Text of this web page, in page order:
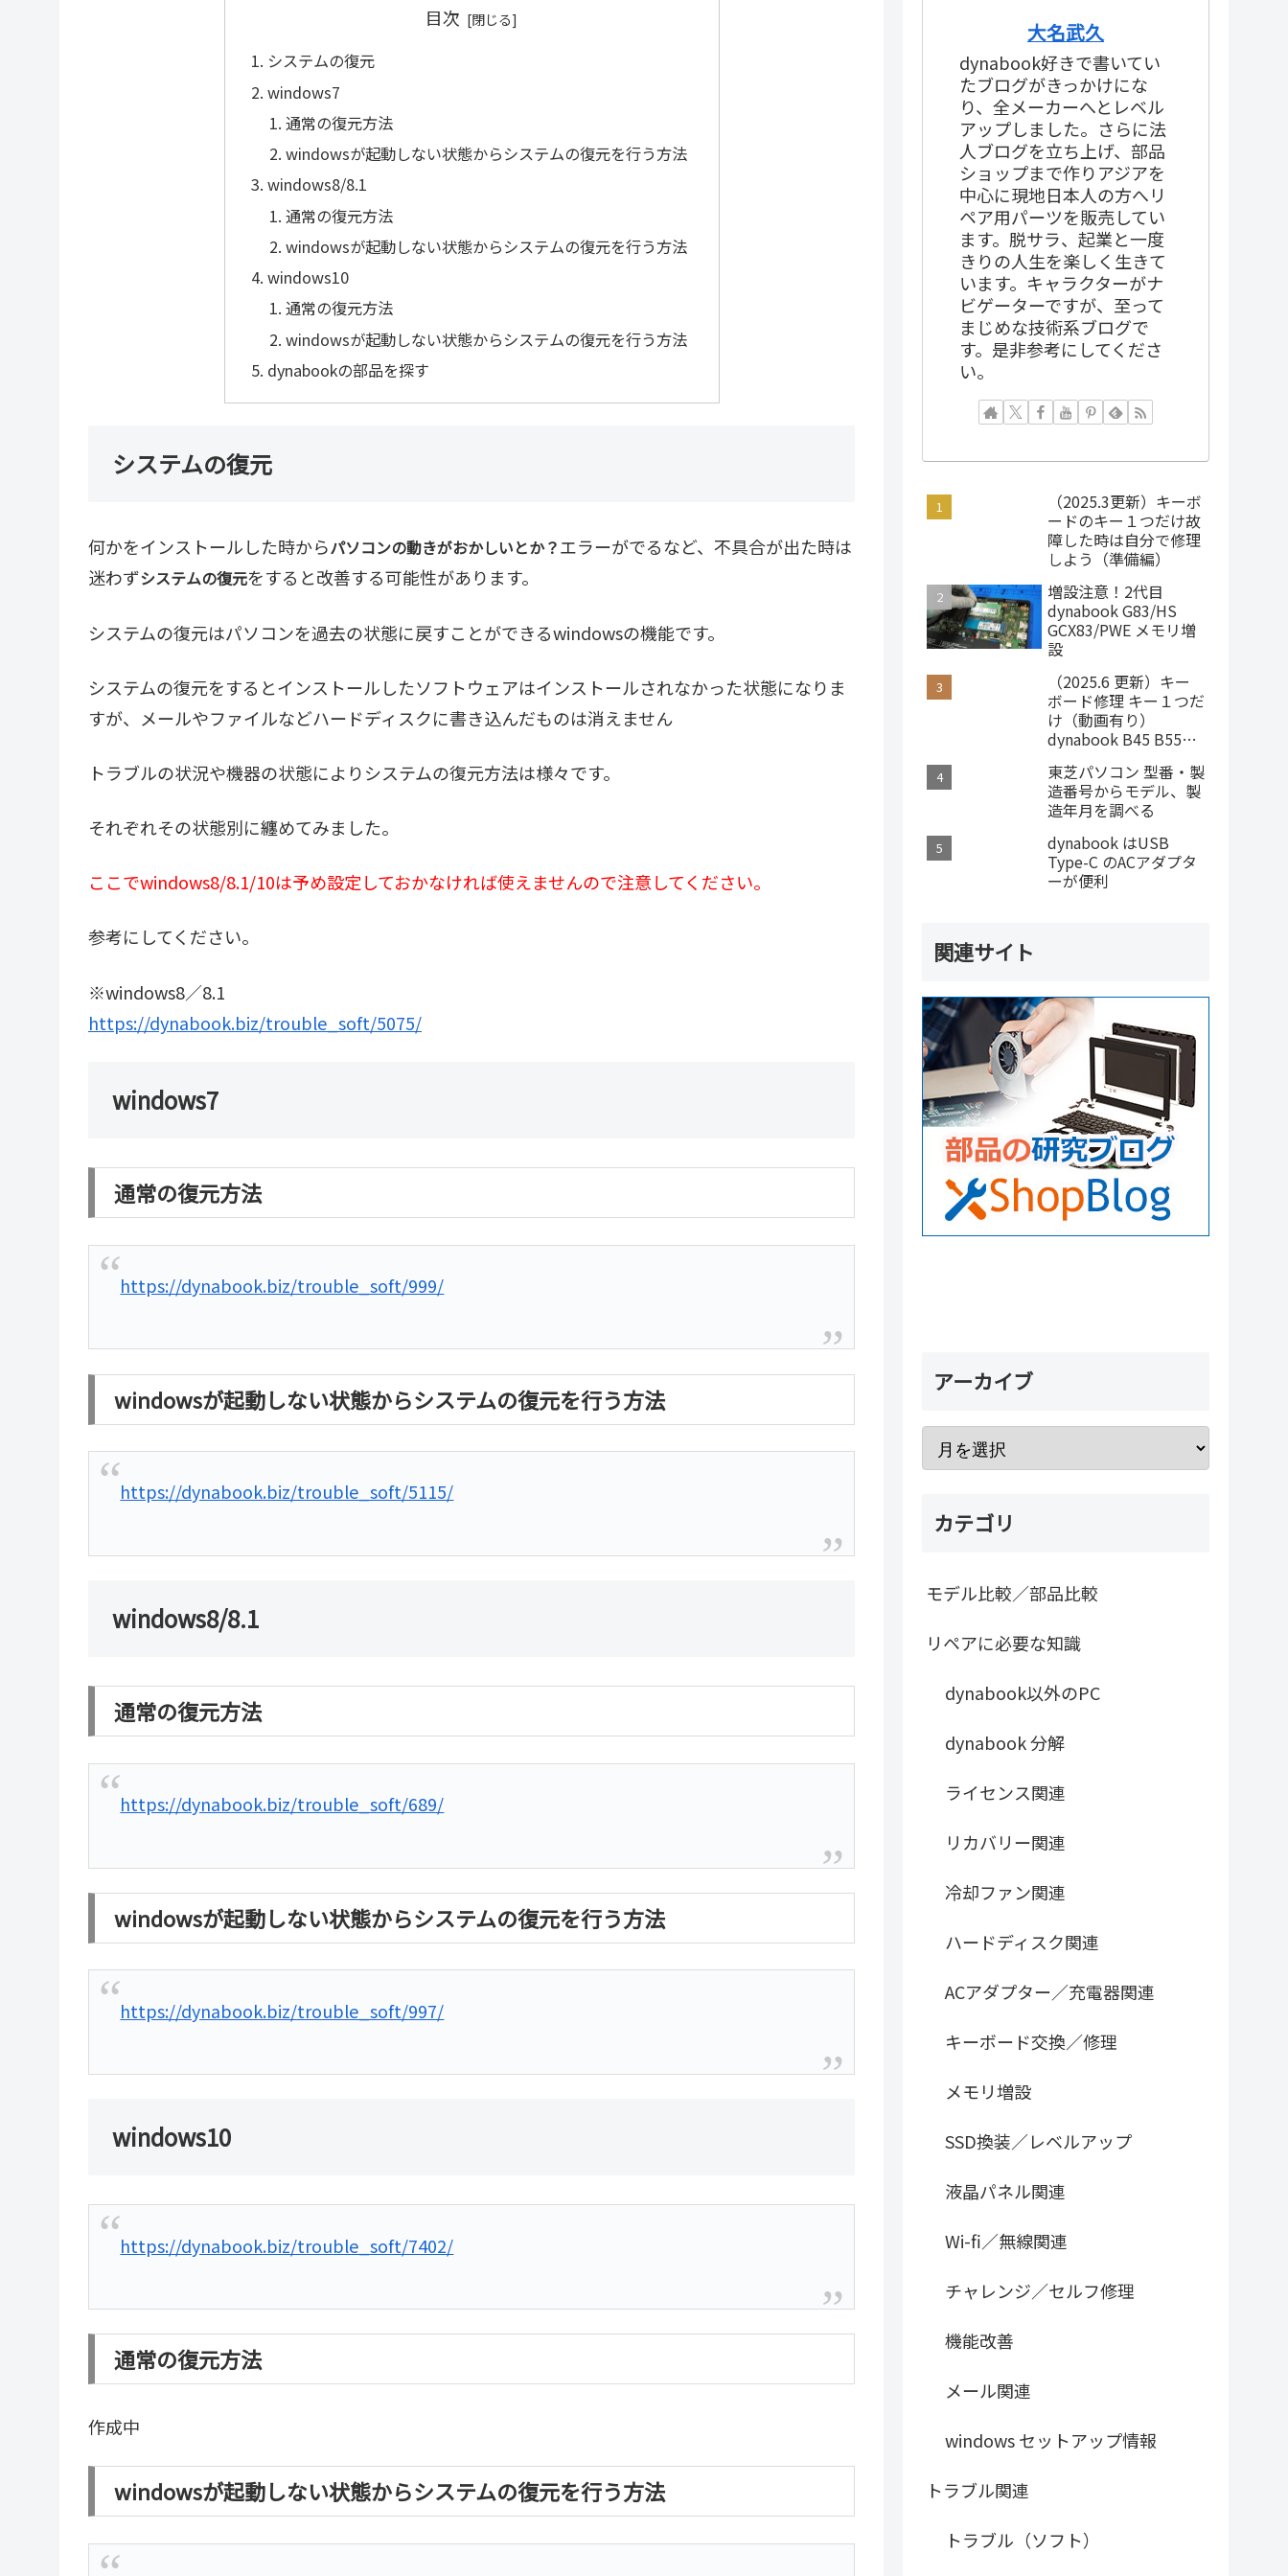
目次
システムの復元
windows7
通常の復元方法
windowsが起動しない状態からシステムの復元を行う方法
windows8/8.1
通常の復元方法
windowsが起動しない状態からシステムの復元を行う方法
windows10
通常の復元方法
windowsが起動しない状態からシステムの復元を行う方法
dynabookの部品を探す
システムの復元
何かをインストールした時からパソコンの動きがおかしいとか？エラーがでるなど、不具合が出た時は
迷わずシステムの復元をすると改善する可能性があります。
システムの復元はパソコンを過去の状態に戻すことができるwindowsの機能です。
システムの復元をするとインストールしたソフトウェアはインストールされなかった状態になりま
すが、メールやファイルなどハードディスクに書き込んだものは消えません
トラブルの状況や機器の状態によりシステムの復元方法は様々です。
それぞれその状態別に纏めてみました。
ここでwindows8/8.1/10は予め設定しておかなければ使えませんので注意してください。
参考にしてください。
※windows8／8.1
https://dynabook.biz/trouble_soft/5075/
windows7
通常の復元方法
https://dynabook.biz/trouble_soft/999/
windowsが起動しない状態からシステムの復元を行う方法
https://dynabook.biz/trouble_soft/5115/
windows8/8.1
通常の復元方法
https://dynabook.biz/trouble_soft/689/
windowsが起動しない状態からシステムの復元を行う方法
https://dynabook.biz/trouble_soft/997/
windows10
https://dynabook.biz/trouble_soft/7402/
通常の復元方法
作成中
windowsが起動しない状態からシステムの復元を行う方法
大名武久
dynabook好きで書いてい
たブログがきっかけにな
り、全メーカーへとレベル
アップしました。さらに法
人ブログを立ち上げ、部品
ショップまで作りアジアを
中心に現地日本人の方へリ
ペア用パーツを販売してい
ます。脱サラ、起業と一度
きりの人生を楽しく生きて
います。キャラクターがナ
ビゲーターですが、至って
まじめな技術系ブログで
す。是非参考にしてくださ
い。
（2025.3更新）キーボ
ードのキー１つだけ故
障した時は自分で修理
しよう（準備編）
増設注意！2代目
dynabook G83/HS
GCX83/PWE メモリ増
設
（2025.6 更新）キー
ボード修理 キー１つだ
け（動画有り）
dynabook B45 B55
東芝パソコン 型番・製
造番号からモデル、製
造年月を調べる
dynabook はUSB
Type-C のACアダプタ
ーが便利
関連サイト
アーカイブ
カテゴリ
モデル比較／部品比較
リペアに必要な知識
dynabook以外のPC
dynabook 分解
ライセンス関連
リカバリー関連
冷却ファン関連
ハードディスク関連
ACアダプター／充電器関連
キーボード交換／修理
メモリ増設
SSD換装／レベルアップ
液晶パネル関連
Wi-fi／無線関連
チャレンジ／セルフ修理
機能改善
メール関連
windows セットアップ情報
トラブル関連
トラブル（ソフト）